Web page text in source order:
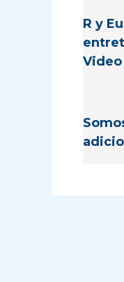
R y
Video